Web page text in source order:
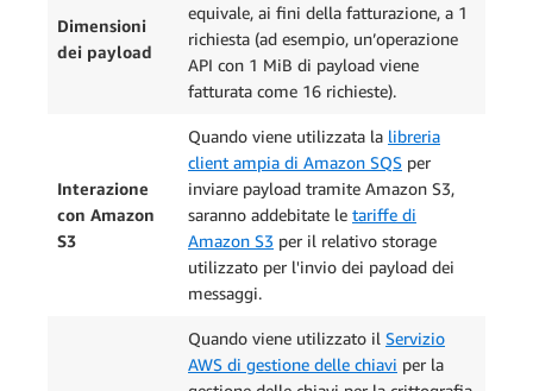
Dimensioni
dei payload
equivale, ai fini della fatturazione, a 1
richiesta (ad esempio, un’operazione
API con 1 MiB di payload viene
fatturata come 16 richieste).
Interazione
con Amazon
S3
Quando viene utilizzata la libreria
client ampia di Amazon SQS per
inviare payload tramite Amazon S3,
saranno addebitate le tariffe di
Amazon S3 per il relativo storage
utilizzato per l'invio dei payload dei
messaggi.
Quando viene utilizzato il Servizio
AWS di gestione delle chiavi per la